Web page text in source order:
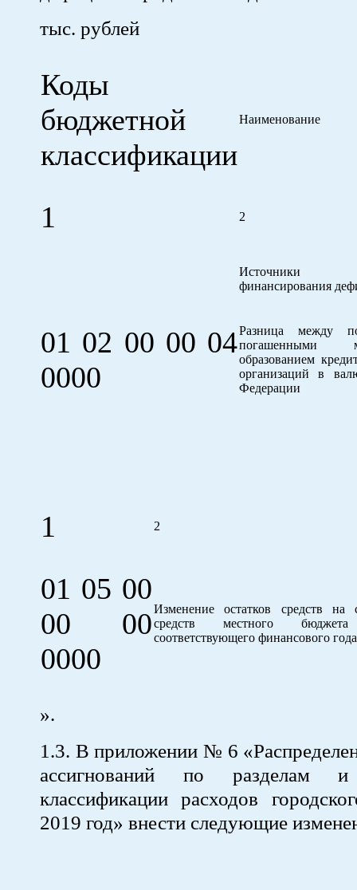
тыс. рублей
Коды
бюджетной
классификации
Наименование
1 2
Источники
финансирования
01 02 00 00 04
0000
Разница между
погашенными
образованием
организаций в
Федерации
1 2
01 05 00
00 00
0000
Изменение остатков средств на
средств местного
соответствующего финансового года
».
1.3. В приложении № 6
ассигнований по разделам и
классификации расходов
2019 год» внести следующие